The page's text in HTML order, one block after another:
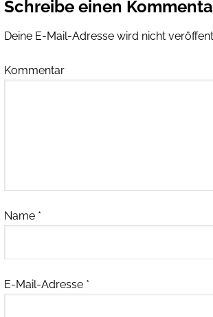
Schreibe einen
Deine E-Mail-Adresse wird nicht
Kommentar
Name *
E-Mail-Adresse *